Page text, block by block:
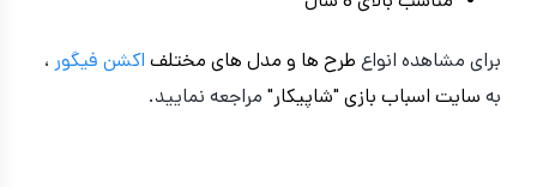
برای مشاهده انواع طرح ها و مدل های مختلف اکشن فیگور ،
به سایت اسباب بازی "شاپیکار" مراجعه نمایید.